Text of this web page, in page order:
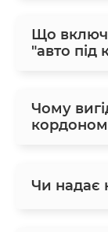
Що
"авто під
Чому
Чи надає